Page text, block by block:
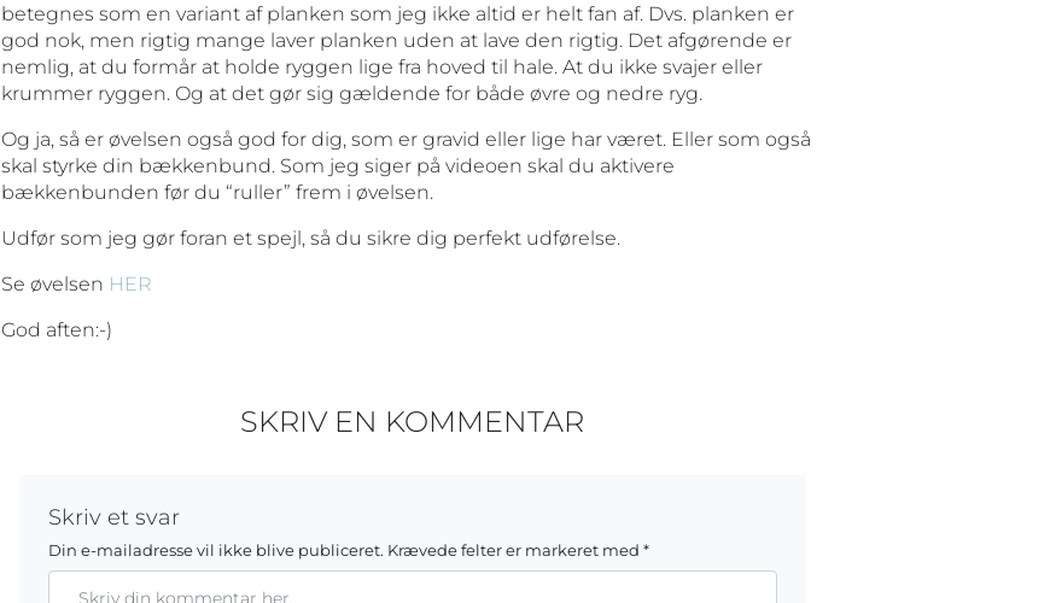
betegnes som en variant af planken som jeg ikke altid er helt fan af. Dvs. planken er
god nok, men rigtig mange laver planken uden at lave den rigtig. Det afgørende er
nemlig, at du formår at holde ryggen lige fra hoved til hale. At du ikke svajer eller
krummer ryggen. Og at det gør sig gældende for både øvre og nedre ryg.
Og ja, så er øvelsen også god for dig, som er gravid eller lige har været. Eller som også
skal styrke din bækkenbund. Som jeg siger på videoen skal du aktivere
bækkenbunden før du “ruller” frem i øvelsen.
Udfør som jeg gør foran et spejl, så du sikre dig perfekt udførelse.
Se øvelsen HER
God aften:-)
SKRIV EN KOMMENTAR
Skriv et svar
Din e-mailadresse vil ikke blive publiceret. Krævede felter er markeret med *